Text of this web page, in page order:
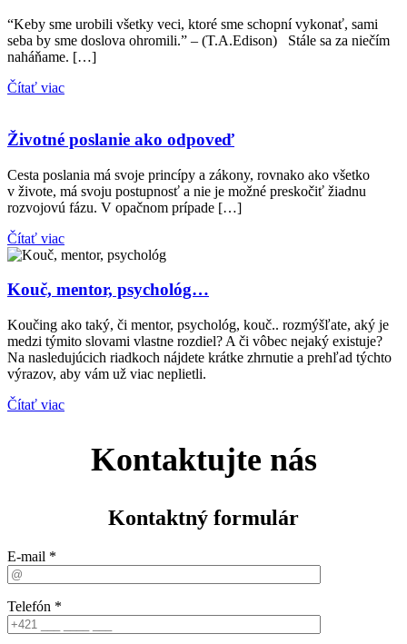
“Keby sme urobili všetky veci, ktoré sme schopní vykonať, sami
seba by sme doslova ohromili.” – (T.A.Edison) Stále sa za niečím
naháňame. […]
Čítať viac
Životné poslanie ako odpoveď
Cesta poslania má svoje princípy a zákony, rovnako ako všetko
v živote, má svoju postupnosť a nie je možné preskočiť žiadnu
rozvojovú fázu. V opačnom prípade […]
Čítať viac
Kouč, mentor, psychológ…
Koučing ako taký, či mentor, psychológ, kouč.. rozmýšľate, aký je
medzi týmito slovami vlastne rozdiel? A či vôbec nejaký existuje?
Na nasledujúcich riadkoch nájdete krátke zhrnutie a prehľad týchto
výrazov, aby vám už viac neplietli.
Čítať viac
Kontaktujte nás
Kontaktný formulár
E-mail *
Telefón *